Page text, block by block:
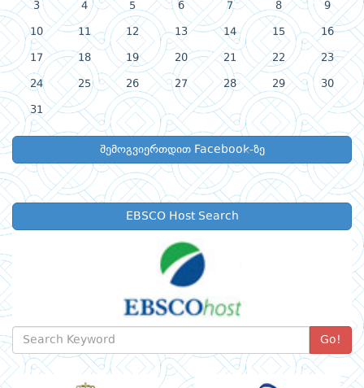
3 4 5 6 7 8 9
10 11 12 13 14 15 16
17 18 19 20 21 22 23
24 25 26 27 28 29 30
31
შემოგვიერთდით Facebook-ზე
EBSCO Host Search
Go!